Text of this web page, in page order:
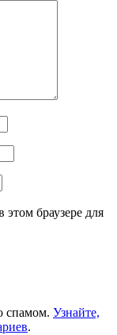
браузере для
спамом. Узнайте,
.